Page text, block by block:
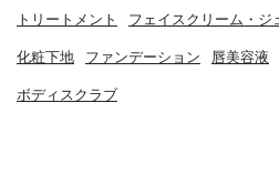
トリートメント フェイスクリーム・ジ
化粧下地 ファンデーション 唇美容液
ボディスクラブ